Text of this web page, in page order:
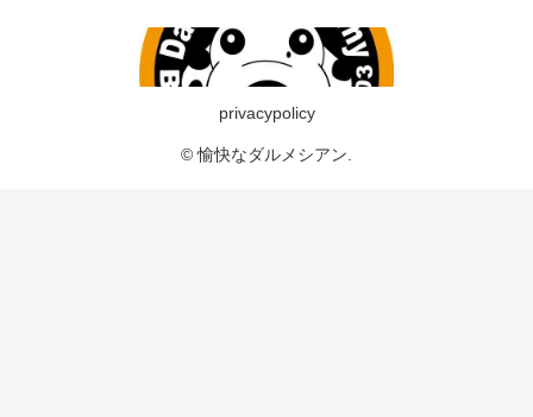
privacypolicy
© 愉快なダルメシアン.